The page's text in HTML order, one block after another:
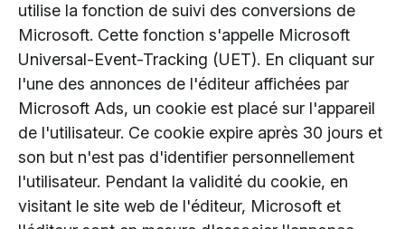
utilise la fonction de suivi des conversions de
Microsoft. Cette fonction s'appelle Microsoft
Universal-Event-Tracking (UET). En cliquant sur
l'une des annonces de l'éditeur affichées par
Microsoft Ads, un cookie est placé sur l'appareil
de l'utilisateur. Ce cookie expire après 30 jours et
son but n'est pas d'identifier personnellement
l'utilisateur. Pendant la validité du cookie, en
visitant le site web de l'éditeur, Microsoft et